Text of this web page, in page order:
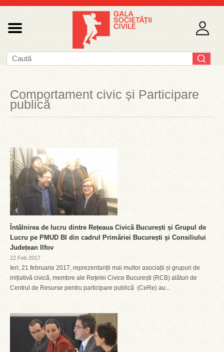
Comportament civic și Participare
publică
Întâlnirea de lucru dintre Rețeaua Civică București și Grupul de
Lucru pe PMUD BI din cadrul Primăriei București şi Consiliului
Județean Ilfov
22 Feb 2017
Ieri, 21 februarie 2017, reprezentanții mai multor asociații și grupuri de
inițiativă civică, membre ale Rețelei Civice București (RCB) alături de
Centrul de Resurse pentru participare publică (CeRe) au...